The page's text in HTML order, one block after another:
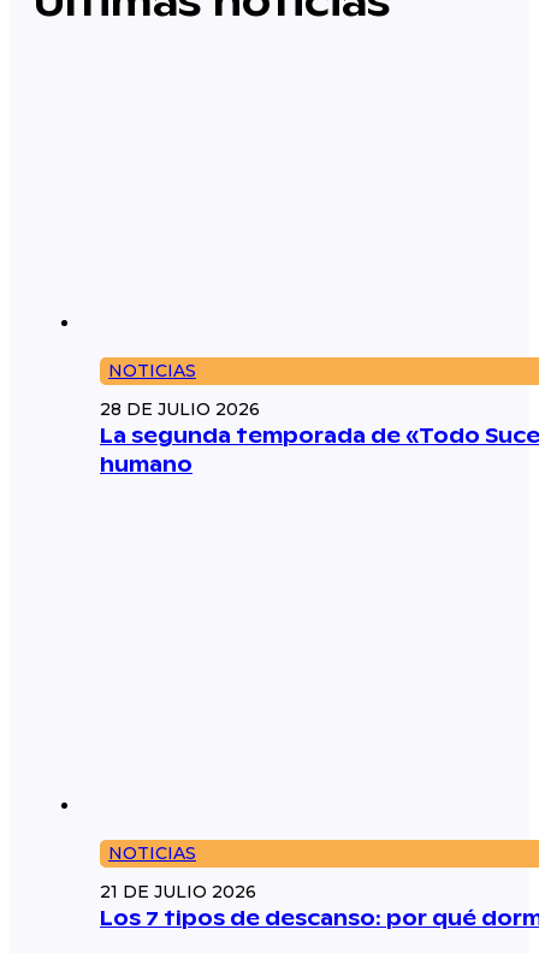
NOTICIAS
28 DE JULIO 2026
La segunda temporada de «Todo
humano
NOTICIAS
21 DE JULIO 2026
Los 7 tipos de descanso: por qué